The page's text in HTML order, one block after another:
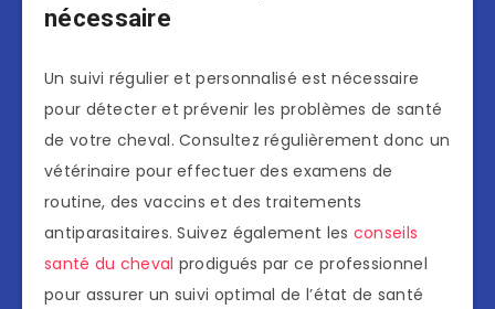
nécessaire
Un suivi régulier et personnalisé est nécessaire
pour détecter et prévenir les problèmes de santé
de votre cheval. Consultez régulièrement donc un
vétérinaire pour effectuer des examens de
routine, des vaccins et des traitements
antiparasitaires. Suivez également les conseils
santé du cheval prodigués par ce professionnel
pour assurer un suivi optimal de l’état de santé